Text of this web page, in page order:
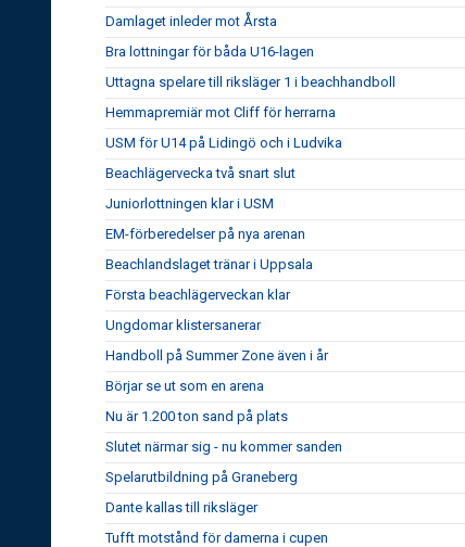
Damlaget inleder mot Årsta
Bra lottningar för båda U16-lagen
Uttagna spelare till riksläger 1 i beachhandboll
Hemmapremiär mot Cliff för herrarna
USM för U14 på Lidingö och i Ludvika
Beachlägervecka två snart slut
Juniorlottningen klar i USM
EM-förberedelser på nya arenan
Beachlandslaget tränar i Uppsala
Första beachlägerveckan klar
Ungdomar klistersanerar
Handboll på Summer Zone även i år
Börjar se ut som en arena
Nu är 1.200 ton sand på plats
Slutet närmar sig - nu kommer sanden
Spelarutbildning på Graneberg
Dante kallas till riksläger
Tufft motstånd för damerna i cupen